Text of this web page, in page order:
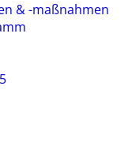
& -maßnahmen